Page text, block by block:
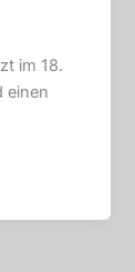
im 18.
einen